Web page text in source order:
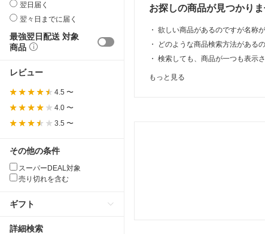
翌日届く
翌々日までに届く
最強翌日配送 対象
商品
レビュー
4.5 〜
4.0 〜
3.5 〜
その他の条件
スーパーDEAL対象
売り切れを含む
ギフト
詳細検索
お探しの商品が見つかり
・ 欲しい商品があるのですが名称
・
どのような商品検索方法がある
・ 検索しても、商品が一つも表示
もっと見る